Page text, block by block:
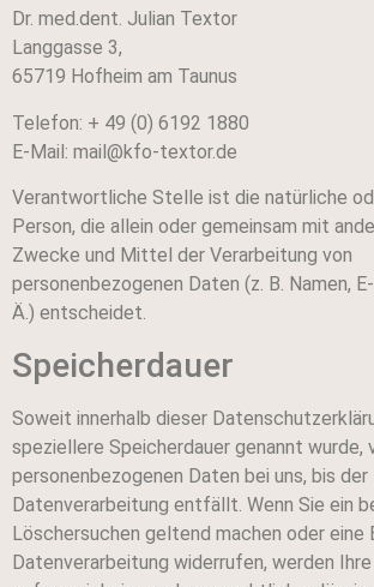
Dr. med.dent. Julian Textor
Langgasse 3,
65719 Hofheim am Taunus
Telefon: + 49 (0) 6192 1880
E-Mail: mail@kfo-textor.de
Verantwortliche Stelle ist die natürliche
Person, die allein oder gemeinsam mit
Zwecke und Mittel der Verarbeitung von
personenbezogenen Daten (z. B. Namen,
Ä.) entscheidet.
Speicherdauer
Soweit innerhalb dieser
speziellere Speicherdauer genannt wurde,
personenbezogenen Daten bei uns, bis
Datenverarbeitung entfällt. Wenn Sie ein
Löschersuchen geltend machen oder eine
Datenverarbeitung widerrufen, werden